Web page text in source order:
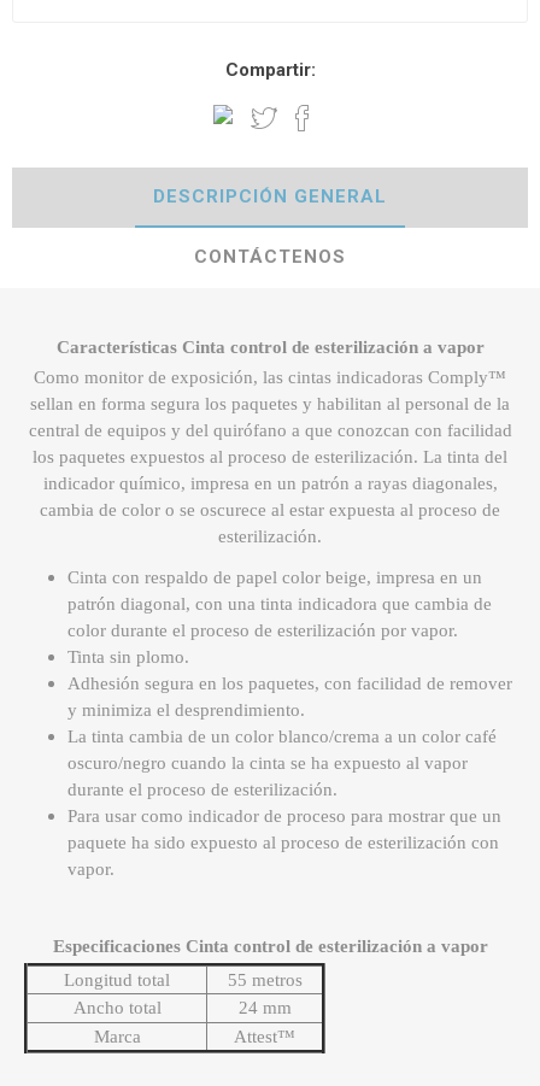
Compartir:
DESCRIPCIÓN GENERAL
CONTÁCTENOS
Características Cinta control de esterilización a vapor
Como monitor de exposición, las cintas indicadoras Comply™
sellan en forma segura los paquetes y habilitan al personal de la
central de equipos y del quirófano a que conozcan con facilidad
los paquetes expuestos al proceso de esterilización. La tinta del
indicador químico, impresa en un patrón a rayas diagonales,
cambia de color o se oscurece al estar expuesta al proceso de
esterilización.
Cinta con respaldo de papel color beige, impresa en un
patrón diagonal, con una tinta indicadora que cambia de
color durante el proceso de esterilización por vapor.
Tinta sin plomo.
Adhesión segura en los paquetes, con facilidad de remover
y minimiza el desprendimiento.
La tinta cambia de un color blanco/crema a un color café
oscuro/negro cuando la cinta se ha expuesto al vapor
durante el proceso de esterilización.
Para usar como indicador de proceso para mostrar que un
paquete ha sido expuesto al proceso de esterilización con
vapor.
Especificaciones Cinta control de esterilización a vapor
Longitud total
55 metros
Ancho total
24 mm
Marca
Attest™